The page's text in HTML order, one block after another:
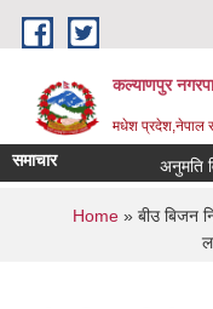
Skip to main content
कल्याणपुर
मधेश प्रदेश,नेपाल
समाचार अनुमति
You are
Home» बीउ बिजन